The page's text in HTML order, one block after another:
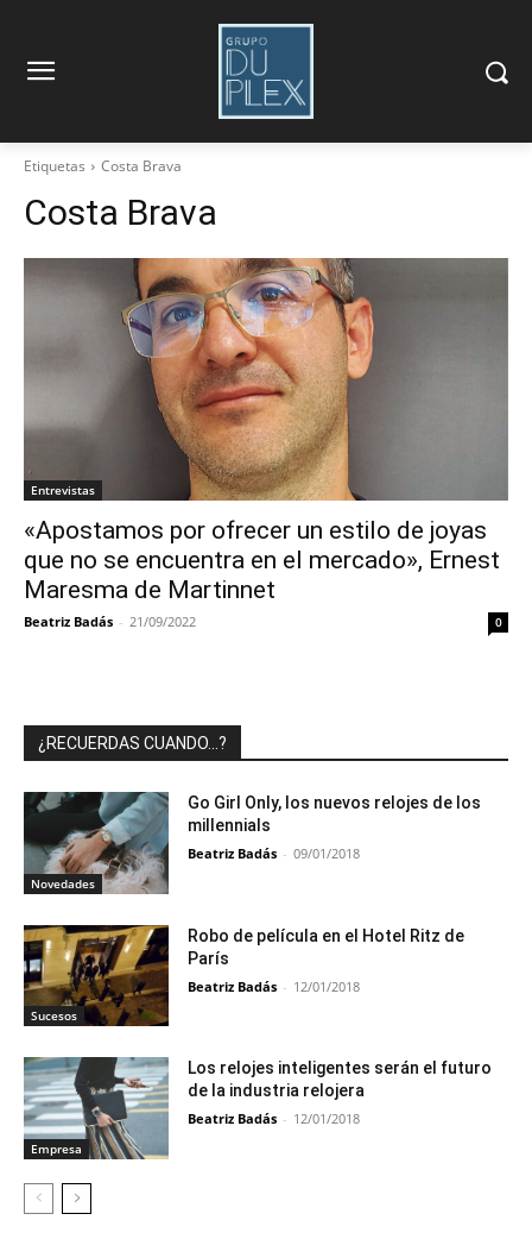
Etiquetas Costa Brava
Costa Brava
Entrevistas
«Apostamos por ofrecer un estilo de joyas
que no se encuentra en el mercado», Ernest
Maresma de Martinnet
Beatriz Badás - 21/09/2022 0
¿RECUERDAS CUANDO…?
Novedades
Go Girl Only, los nuevos relojes de los
millennials
Beatriz Badás - 09/01/2018
Sucesos
Robo de película en el Hotel Ritz de
París
Beatriz Badás - 12/01/2018
Empresa
Los relojes inteligentes serán el futuro
de la industria relojera
Beatriz Badás - 12/01/2018